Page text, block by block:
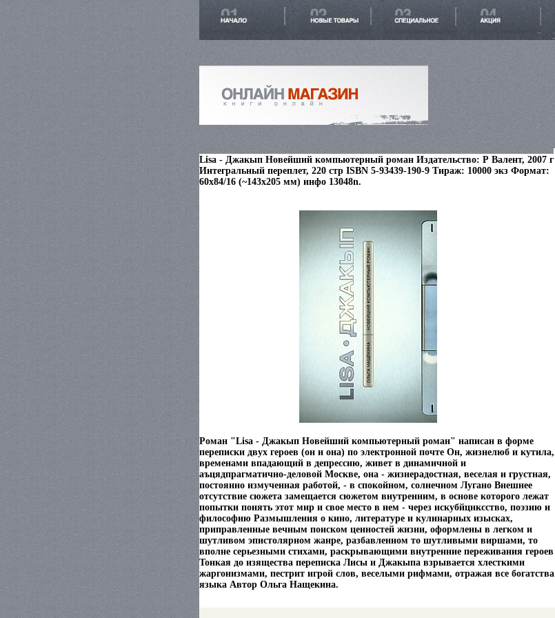
Lisa - Джакып Новейший компьютерный роман Издательство: Р Валент, 2007 г
Интегральный переплет, 220 стр ISBN 5-93439-190-9 Тираж: 10000 экз Формат:
60x84/16 (~143х205 мм) инфо 13048n.
Роман "Lisa - Джакып Новейший компьютерный роман" написан в форме
переписки двух героев (он и она) по электронной почте Он, жизнелюб и кутила,
временами впадающий в депрессию, живет в динамичной и
аъцядпрагматично-деловой Москве, она - жизнерадостная, веселая и грустная,
постоянно измученная работой, - в спокойном, солнечном Лугано Внешнее
отсутствие сюжета замещается сюжетом внутренним, в основе которого лежат
попытки понять этот мир и свое место в нем - через искубйцнксство, поэзию и
философию Размышления о кино, литературе и кулинарных изысках,
приправленные вечным поиском ценностей жизни, оформлены в легком и
шутливом эпистолярном жанре, разбавленном то шутливыми виршами, то
вполне серьезными стихами, раскрывающими внутренние переживания героев
Тонкая до изящества переписка Лисы и Джакыпа взрывается хлесткими
жаргонизмами, пестрит игрой слов, веселыми рифмами, отражая все богатства
языка Автор Ольга Нащекина.